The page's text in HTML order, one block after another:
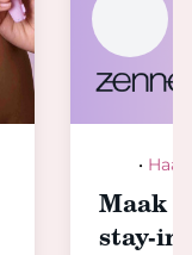
• Haar
Maak
stay-